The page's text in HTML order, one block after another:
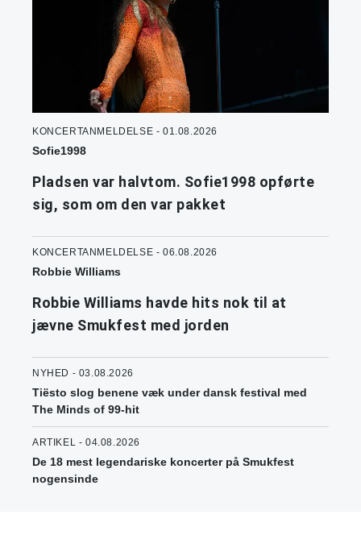
KONCERTANMELDELSE - 01.08.2026
Sofie1998
Pladsen var halvtom. Sofie1998 opførte
sig, som om den var pakket
KONCERTANMELDELSE - 06.08.2026
Robbie Williams
Robbie Williams havde hits nok til at
jævne Smukfest med jorden
NYHED - 03.08.2026
Tiësto slog benene væk under dansk festival med
The Minds of 99-hit
ARTIKEL - 04.08.2026
De 18 mest legendariske koncerter på Smukfest
nogensinde